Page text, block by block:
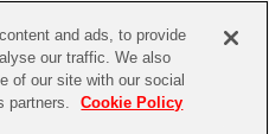
and ads, to provide
our traffic. We also
of our site with our social
partners.
Cookie Policy